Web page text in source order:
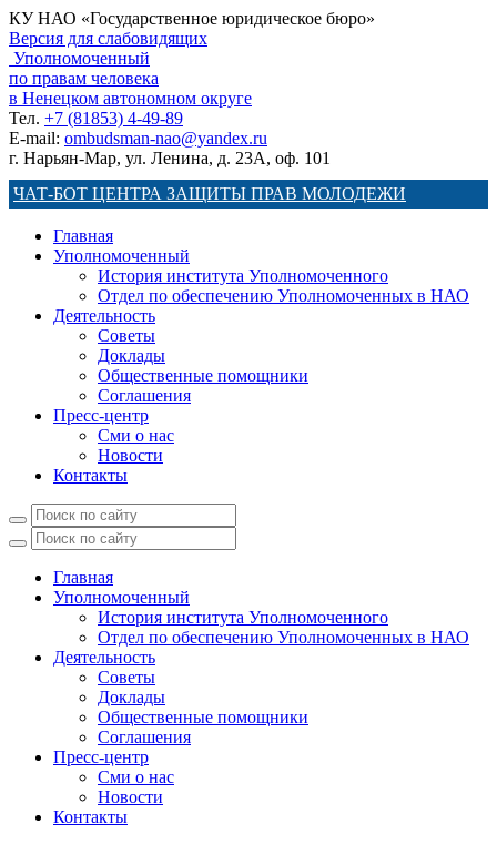
КУ НАО «Государственное юридическое бюро»
Версия для слабовидящих
Уполномоченный
по правам человека
в Ненецком автономном округе
Тел. +7 (81853) 4-49-89
E-mail: ombudsman-nao@yandex.ru
г. Нарьян-Мар, ул. Ленина, д. 23А, оф. 101
ЧАТ-БОТ ЦЕНТРА ЗАЩИТЫ ПРАВ МОЛОДЕЖИ
Главная
Уполномоченный
История института Уполномоченного
Отдел по обеспечению Уполномоченных в НАО
Деятельность
Советы
Доклады
Общественные помощники
Соглашения
Пресс-центр
Сми о нас
Новости
Контакты
Главная
Уполномоченный
История института Уполномоченного
Отдел по обеспечению Уполномоченных в НАО
Деятельность
Советы
Доклады
Общественные помощники
Соглашения
Пресс-центр
Сми о нас
Новости
Контакты